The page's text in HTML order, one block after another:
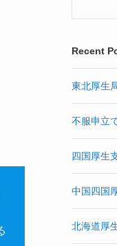
Recent
東北厚生
不服申立
四国厚生
中国四国
北海道厚